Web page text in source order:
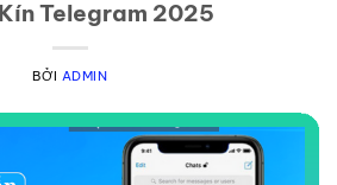
Telegram 2025
BỞI ADMIN